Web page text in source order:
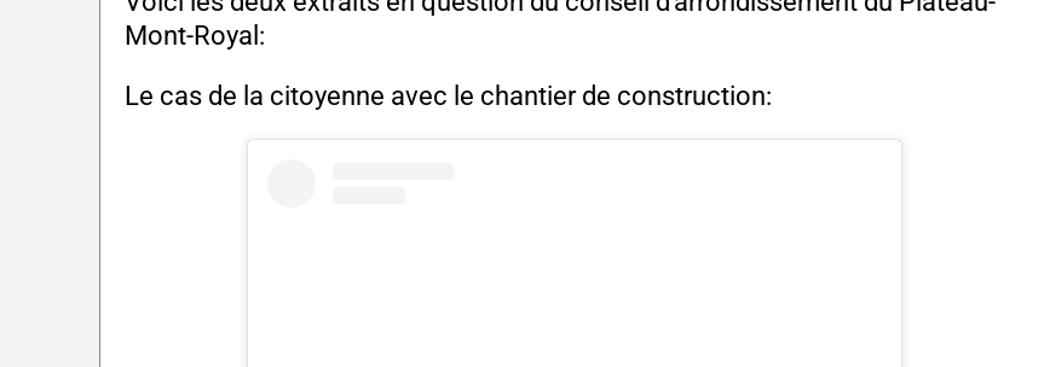
Mont-Royal:
Le cas de la citoyenne avec le chantier de construction: